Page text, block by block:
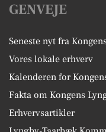
GENVEJE
Seneste nyt fra
Vores lokale erhverv
Kalenderen for
Fakta om Kongens
Erhvervsartikler